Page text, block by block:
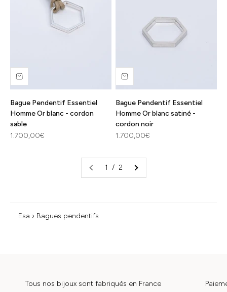
Bague Pendentif Essentiel
Homme Or blanc - cordon
sable
Prix de vente
1.700,00€
Bague Pendentif Essentiel
Homme Or blanc satiné -
cordon noir
Prix de vente
1.700,00€
1 / 2
Esa › Bagues pendentifs
Tous nos bijoux sont fabriqués en France